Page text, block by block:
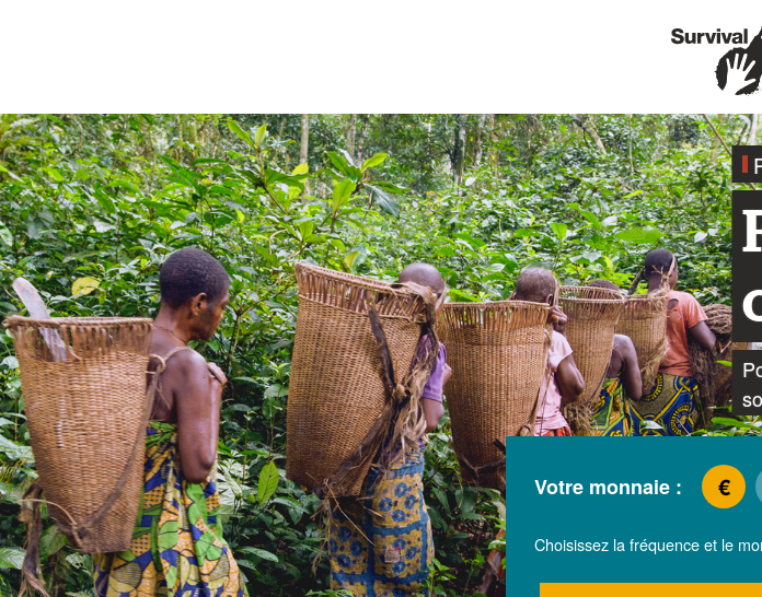
Votre monnaie : €
Choisissez la fréquence et le